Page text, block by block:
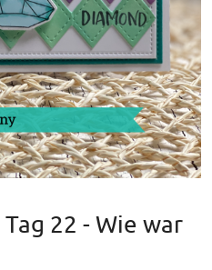
22 - Wie war